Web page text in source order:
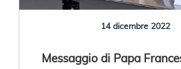
14 dicembre 2022
Messaggio di Papa